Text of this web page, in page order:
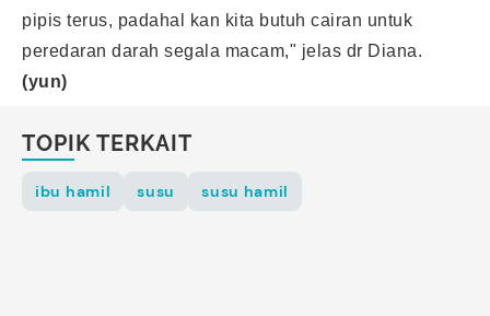
pipis terus, padahal kan kita butuh cairan untuk
peredaran darah segala macam," jelas dr Diana.
(yun)
TOPIK TERKAIT
ibu hamil susu susu hamil